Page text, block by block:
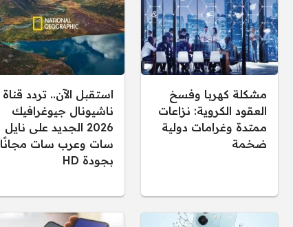
مشكلة كهربا وفسخ
العقود الكروية: نزاعات
ممتدة وغرامات دولية
ضخمة
استقبل الآن.. تردد قناة
ناشيونال جيوغرافيك
2026 الجديد على نايل
سات وعرب سات مجانًا
بجودة HD